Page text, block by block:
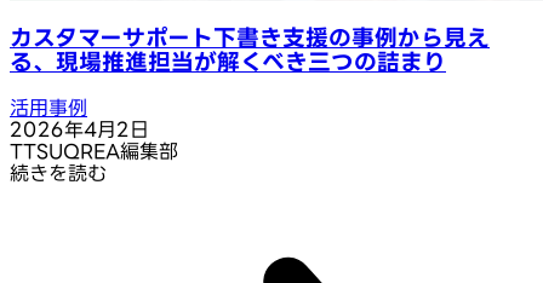
カスタマーサポート下書き支援の事例から見え
る、現場推進担当が解くべき三つの詰まり
活用事例
2026年4月2日
TTSUQREA編集部
続きを読む